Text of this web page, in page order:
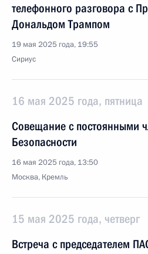
телефонного разговора с
Дональдом Трампом
19 мая 2025 года, 19:55
Сириус
16 мая 2025 года, пятница
Совещание с постоянными
Безопасности
16 мая 2025 года, 13:50
Москва, Кремль
15 мая 2025 года, четверг
Встреча с председателем